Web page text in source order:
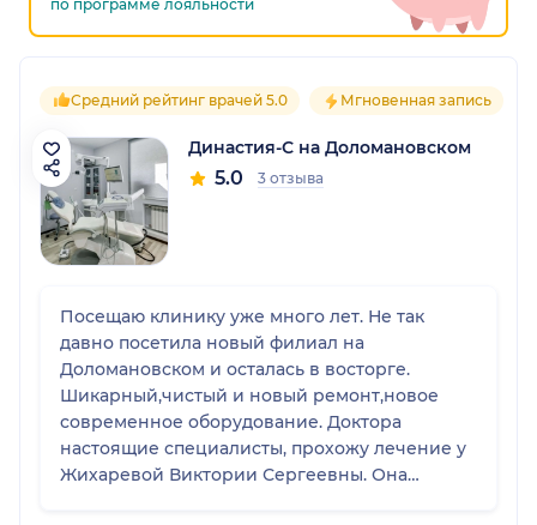
по программе лояльности
Средний рейтинг врачей 5.0 Мгновенная запись
Династия-С на Доломановском
5.0 3 отзыва
Посещаю клинику уже много лет. Не так
давно посетила новый филиал на
Доломановском и осталась в восторге.
Шикарный,чистый и новый ремонт,новое
современное оборудование. Доктора
настоящие специалисты, прохожу лечение у
Жихаревой Виктории Сергеевны. Она